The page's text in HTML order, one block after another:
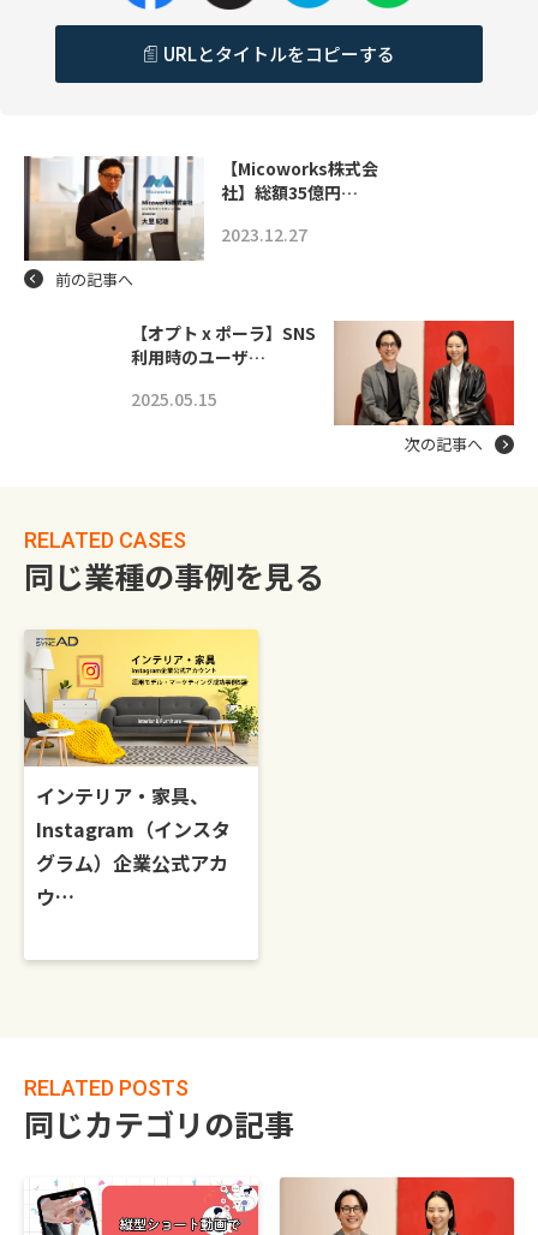
URLとタイトルをコピーする
【Micoworks株式会
社】総額35億円…
2023.12.27
前の記事へ
【オプト x ポーラ】SNS
利用時のユーザ…
2025.05.15
次の記事へ
RELATED CASES
同じ業種の事例を見る
インテリア・家具、
Instagram（インスタ
グラム）企業公式アカ
ウ…
RELATED POSTS
同じカテゴリの記事